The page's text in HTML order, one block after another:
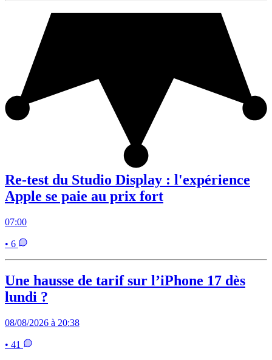
Re-test du Studio Display : l'expérience
Apple se paie au prix fort
07:00
• 6
Une hausse de tarif sur l’iPhone 17 dès
lundi ?
08/08/2026 à 20:38
• 41